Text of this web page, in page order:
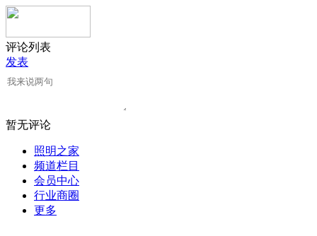
评论列表
发表
暂无评论
照明之家
频道栏目
会员中心
行业商圈
更多